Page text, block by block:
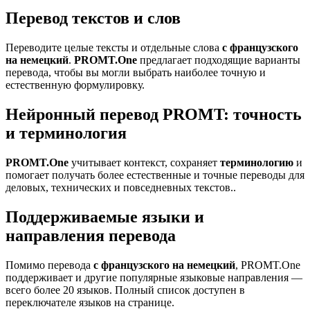
Перевод текстов и слов
Переводите целые тексты и отдельные слова с французского
на немецкий. PROMT.One предлагает подходящие варианты
перевода, чтобы вы могли выбрать наиболее точную и
естественную формулировку.
Нейронный перевод PROMT: точность
и терминология
PROMT.One учитывает контекст, сохраняет терминологию и
помогает получать более естественные и точные переводы для
деловых, технических и повседневных текстов..
Поддерживаемые языки и
направления перевода
Помимо перевода с французского на немецкий, PROMT.One
поддерживает и другие популярные языковые направления —
всего более 20 языков. Полный список доступен в
переключателе языков на странице.